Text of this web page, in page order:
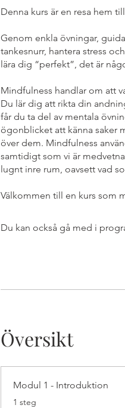
Denna kurs är en resa hem
Genom enkla övningar,
tankesnurr, hantera stress
lära dig “perfekt”, det är
Mindfulness handlar om att
Du lär dig att rikta din
får du ta del av mentala
ögonblicket att känna saker
över dem. Mindfulness
samtidigt som vi är
lugnt inre rum, oavsett vad
Välkommen till en kurs som
Du kan också gå med i
Översikt
Modul 1 - Introduktion
.1 steg